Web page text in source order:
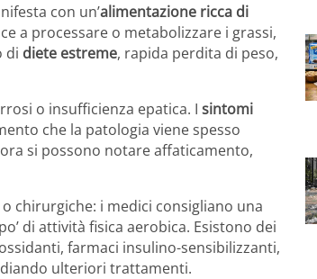
con un’alimentazione ricca di
a processare o metabolizzare i grassi,
di diete estreme, rapida perdita di peso,
o insufficienza epatica. I sintomi
che la patologia viene spesso
si possono notare affaticamento,
chirurgiche: i medici consigliano una
di attività fisica aerobica. Esistono dei
farmaci insulino-sensibilizzanti,
ulteriori trattamenti.